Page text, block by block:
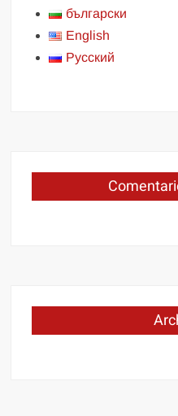
български
English
Русский